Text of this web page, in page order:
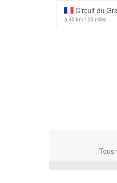
Circuit du
à 40 km / 25 miles
Tous